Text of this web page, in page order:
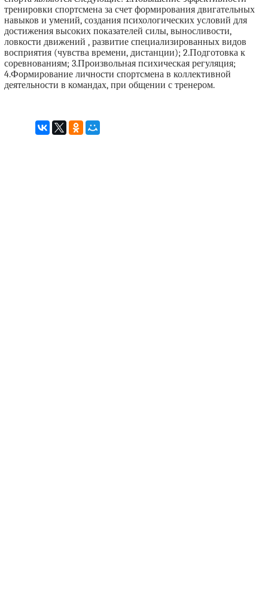
тренировки спортсмена за счет формирования двигательных
навыков и умений, создания психологических условий для
достижения высоких показателей силы, выносливости,
ловкости движений , развитие специализированных видов
восприятия (чувства времени, дистанции); 2.Подготовка к
соревнованиям; 3.Произвольная психическая регуляция;
4.Формирование личности спортсмена в коллективной
деятельности в командах, при общении с тренером.